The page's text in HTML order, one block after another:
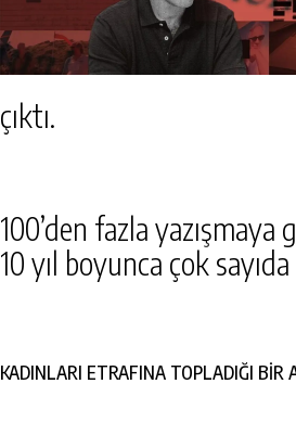
çıktı.
100’den fazla
10 yıl boyunca çok
KADINLARI ETRAFINA TOPLADIĞI BİR
YAPAY ZEKA KAOS